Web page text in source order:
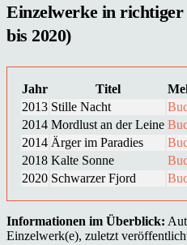
Einzelwerke in richtiger
bis 2020)
Jahr Titel
2013 Stille Nacht
2014 Mordlust an der Leine
2014 Ärger im Paradies
2018 Kalte Sonne
2020 Schwarzer Fjord
Informationen im Überblick:
Einzelwerk(e), zuletzt